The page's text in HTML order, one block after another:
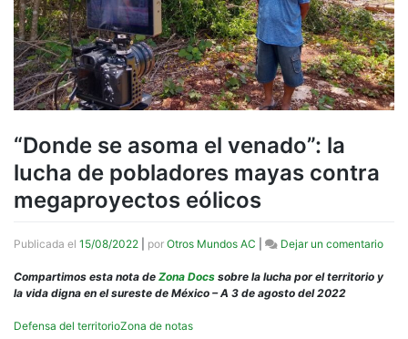
“Donde se asoma el venado”: la
lucha de pobladores mayas contra
megaproyectos eólicos
Publicada el 15/08/2022 por Otros Mundos AC Dejar un comentarioen
se
Compartimos esta nota de Zona Docs sobre la lucha por el territorio y
la vida digna en el sureste de México – A 3 de agosto del 2022
Defensa del territorioZona de notas